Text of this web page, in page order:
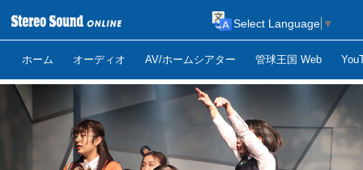
ホーム オーディオ AV/ホームシアター 管球王国 Web
Select Language ▼